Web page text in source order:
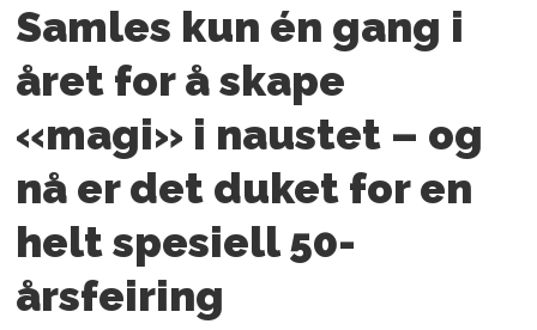
Samles kun én gang i
året for å skape
«magi» i naustet – og
nå er det duket for en
helt spesiell 50-
årsfeiring